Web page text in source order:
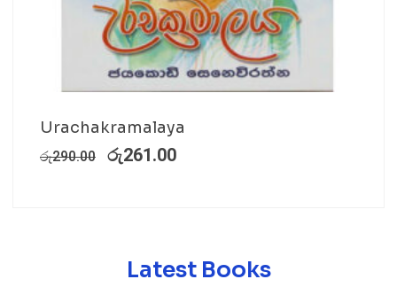
Urachakramalaya
රු290.00 රු261.00
Latest Books